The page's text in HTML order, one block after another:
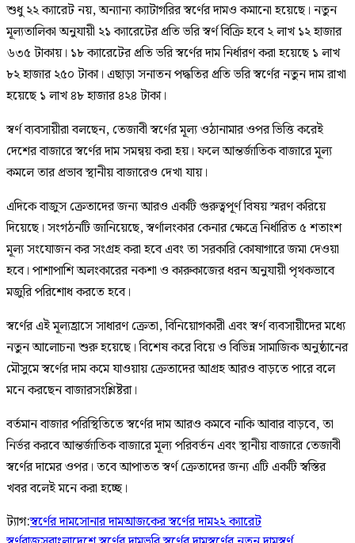
শুধু ২২ ক্যারেট নয়, অন্যান্য ক্যাটাগরির স্বর্ণের দামও কমানো হয়েছে। নতুন
মূল্যতালিকা অনুযায়ী ২১ ক্যারেটের প্রতি ভরি স্বর্ণ বিক্রি হবে ২ লাখ ১২ হাজার
৬৩৫ টাকায়। ১৮ ক্যারেটের প্রতি ভরি স্বর্ণের দাম নির্ধারণ করা হয়েছে ১ লাখ
৮২ হাজার ২৫০ টাকা। এছাড়া সনাতন পদ্ধতির প্রতি ভরি স্বর্ণের নতুন দাম রাখা
হয়েছে ১ লাখ ৪৮ হাজার ৪২৪ টাকা।
স্বর্ণ ব্যবসায়ীরা বলছেন, তেজাবী স্বর্ণের মূল্য ওঠানামার ওপর ভিত্তি করেই
দেশের বাজারে স্বর্ণের দাম সমন্বয় করা হয়। ফলে আন্তর্জাতিক বাজারে মূল্য
কমলে তার প্রভাব স্থানীয় বাজারেও দেখা যায়।
এদিকে বাজুস ক্রেতাদের জন্য আরও একটি গুরুত্বপূর্ণ বিষয় স্মরণ করিয়ে
দিয়েছে। সংগঠনটি জানিয়েছে, স্বর্ণালংকার কেনার ক্ষেত্রে নির্ধারিত ৫ শতাংশ
মূল্য সংযোজন কর সংগ্রহ করা হবে এবং তা সরকারি কোষাগারে জমা দেওয়া
হবে। পাশাপাশি অলংকারের নকশা ও কারুকাজের ধরন অনুযায়ী পৃথকভাবে
মজুরি পরিশোধ করতে হবে।
স্বর্ণের এই মূল্যহ্রাসে সাধারণ ক্রেতা, বিনিয়োগকারী এবং স্বর্ণ ব্যবসায়ীদের মধ্যে
নতুন আলোচনা শুরু হয়েছে। বিশেষ করে বিয়ে ও বিভিন্ন সামাজিক অনুষ্ঠানের
মৌসুমে স্বর্ণের দাম কমে যাওয়ায় ক্রেতাদের আগ্রহ আরও বাড়তে পারে বলে
মনে করছেন বাজারসংশ্লিষ্টরা।
বর্তমান বাজার পরিস্থিতিতে স্বর্ণের দাম আরও কমবে নাকি আবার বাড়বে, তা
নির্ভর করবে আন্তর্জাতিক বাজারে মূল্য পরিবর্তন এবং স্থানীয় বাজারে তেজাবী
স্বর্ণের দামের ওপর। তবে আপাতত স্বর্ণ ক্রেতাদের জন্য এটি একটি স্বস্তির
খবর বলেই মনে করা হচ্ছে।
ট্যাগ:স্বর্ণের দামসোনার দামআজকের স্বর্ণের দাম২২ ক্যারেট